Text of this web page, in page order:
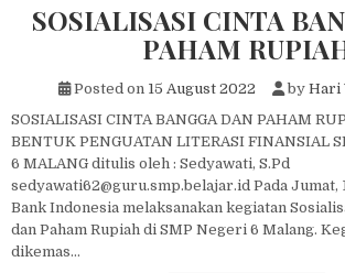
SOSIALISASI CINTA
PAHAM
Posted on 15 August 2022 by Hari
SOSIALISASI CINTA BANGGA DAN PAHAM
BENTUK PENGUATAN LITERASI FINANSIAL
6 MALANG ditulis oleh : Sedyawati, S.Pd
sedyawati62@guru.smp.belajar.id Pada Jumat,
Bank Indonesia melaksanakan kegiatan
dan Paham Rupiah di SMP Negeri 6 Malang.
dikemas…